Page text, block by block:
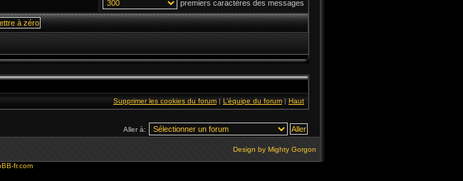
premiers caractères des messages
Supprimer les cookies du forum | L’équipe du forum | Haut
Aller à:
Design by Mighty Gorgon
fr.com